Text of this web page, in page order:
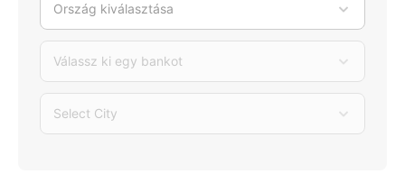
Ország kiválasztása
Válassz ki egy bankot
Select City